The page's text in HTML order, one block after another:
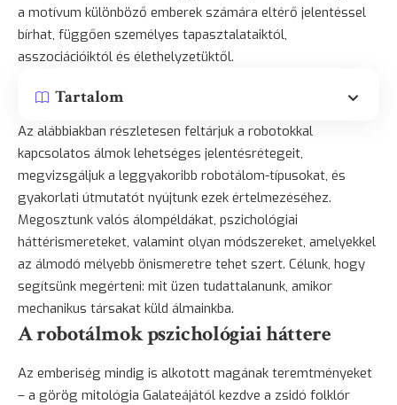
a motívum különböző emberek számára eltérő jelentéssel
bírhat, függően személyes tapasztalataiktól,
asszociációiktól és élethelyzetüktől.
Tartalom
Az alábbiakban részletesen feltárjuk a robotokkal
kapcsolatos álmok lehetséges jelentésrétegeit,
megvizsgáljuk a leggyakoribb robotálom-típusokat, és
gyakorlati útmutatót nyújtunk ezek értelmezéséhez.
Megosztunk valós álompéldákat, pszichológiai
háttérismereteket, valamint olyan módszereket, amelyekkel
az álmodó mélyebb önismeretre tehet szert. Célunk, hogy
segítsünk megérteni: mit üzen tudattalanunk, amikor
mechanikus társakat küld álmainkba.
A robotálmok pszichológiai háttere
Az emberiség mindig is alkotott magának teremtményeket
– a görög mitológia Galateájától kezdve a zsidó folklór